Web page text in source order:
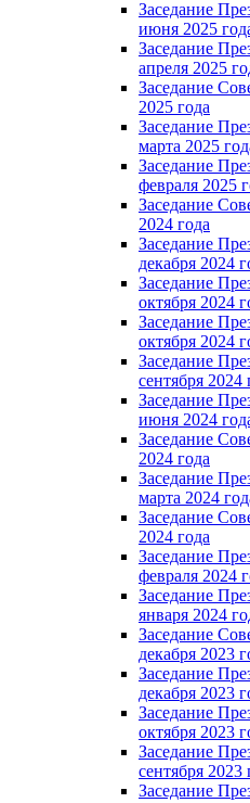
Заседание
июня 2025
Заседание
апреля 2025
Заседание
2025 года
Заседание
марта 2025
Заседание
февраля 2025
Заседание
2024 года
Заседание
декабря 2024
Заседание
октября 2024
Заседание
октября 2024
Заседание
сентября 2024
Заседание
июня 2024
Заседание
2024 года
Заседание
марта 2024
Заседание
2024 года
Заседание
февраля 2024
Заседание
января 2024
Заседание
декабря 2023
Заседание
декабря 2023
Заседание
октября 2023
Заседание
сентября 2023
Заседание